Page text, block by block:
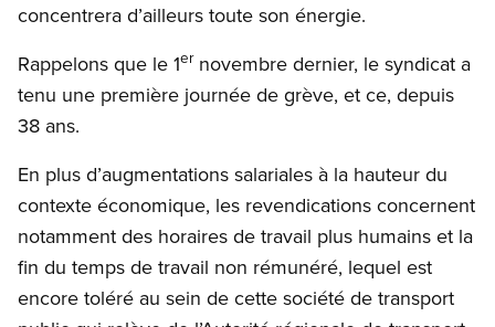
concentrera d’ailleurs toute son énergie.
Rappelons que le 1ernovembre dernier, le syndicat a
tenu une première journée de grève, et ce, depuis
38 ans.
En plus d’augmentations salariales à la hauteur du
contexte économique, les revendications concernent
notamment des horaires de travail plus humains et la
fin du temps de travail non rémunéré, lequel est
encore toléré au sein de cette société de transport